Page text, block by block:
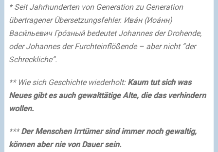
* Seit Jahrhunderten von Generation zu Generation
übertragener Übersetzungsfehler. Ива́н (Иоа́нн)
Васи́льевич Гро́зный bedeutet Johannes der Drohende,
oder Johannes der Furchteinflößende – aber nicht “der
Schreckliche”.
** Wie sich Geschichte wiederholt: Kaum tut sich was
Neues gibt es auch gewalttätige Alte, die das verhindern
wollen.
***Der Menschen Irrtümer sind immer noch gewaltig,
können aber nie von Dauer sein.